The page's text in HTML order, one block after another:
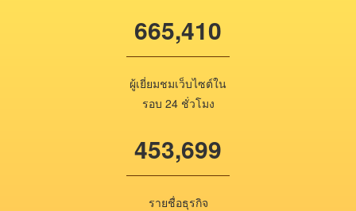
665,410
ผู้เยี่ยมชมเว็บไซต์ใน
รอบ 24 ชั่วโมง
453,699
รายชื่อธุรกิจ